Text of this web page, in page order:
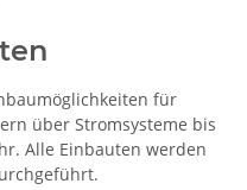
für
über Stromsysteme bis
Alle Einbauten werden